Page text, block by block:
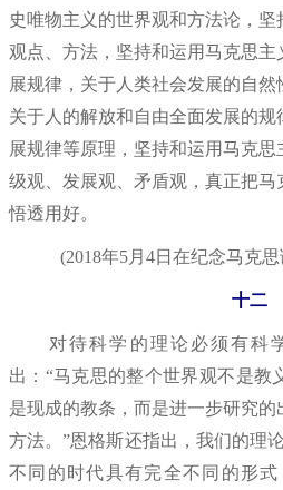
史唯物主义的世界观和方法论，坚
观点、方法，坚持和运用马克思
展规律，关于人类社会发展的自然
关于人的解放和自由全面发展的
展规律等原理，坚持和运用马克
级观、发展观、矛盾观，真正把
悟透用好。
(2018年5月4日在纪念马克思
十二
对待科学的理论必须有科
出：“马克思的整个世界观不是教
是现成的教条，而是进一步研究
方法。”恩格斯还指出，我们的理
不同的时代具有完全不同的形